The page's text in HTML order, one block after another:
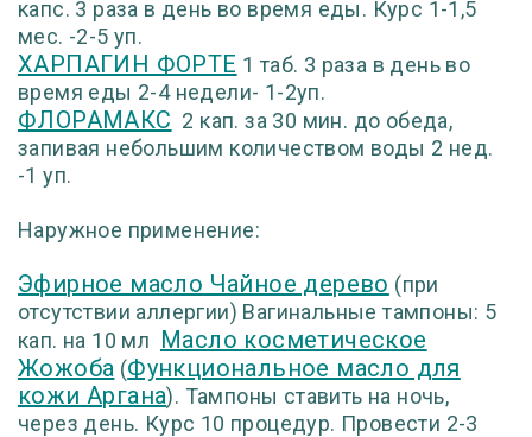
капс. 3 раза в день во время еды. Курс 1-1,5
мес. -2-5 уп.
ХАРПАГИН ФОРТЕ 1 таб. 3 раза в день во
время еды 2-4 недели- 1-2уп.
ФЛОРАМАКС 2 кап. за 30 мин. до обеда,
запивая небольшим количеством воды 2 нед.
-1 уп.
Наружное применение:
Эфирное масло Чайное дерево (при
отсутствии аллергии) Вагинальные тампоны: 5
кап. на 10 мл Масло косметическое
Жожоба (Функциональное масло для
кожи Аргана). Тампоны ставить на ночь,
через день. Курс 10 процедур. Провести 2-3